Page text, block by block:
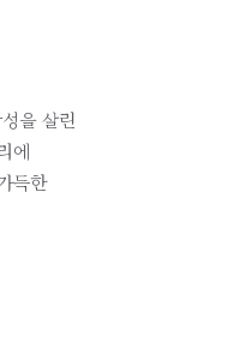
을 살린
에
득한